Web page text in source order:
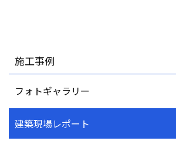
施工事例
フォトギャラリー
建築現場レポート